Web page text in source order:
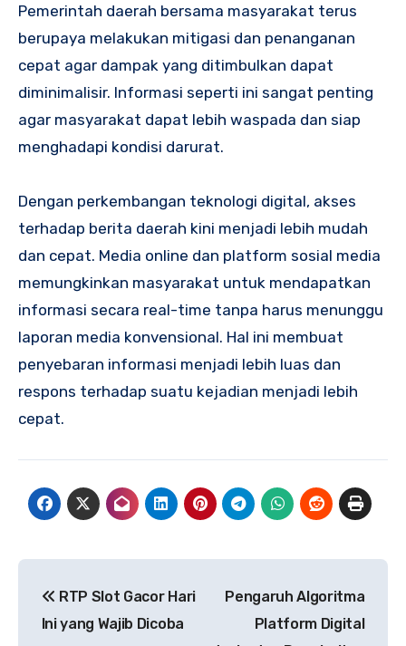
Pemerintah daerah bersama masyarakat terus
berupaya melakukan mitigasi dan penanganan
cepat agar dampak yang ditimbulkan dapat
diminimalisir. Informasi seperti ini sangat penting
agar masyarakat dapat lebih waspada dan siap
menghadapi kondisi darurat.
Dengan perkembangan teknologi digital, akses
terhadap berita daerah kini menjadi lebih mudah
dan cepat. Media online dan platform sosial media
memungkinkan masyarakat untuk mendapatkan
informasi secara real-time tanpa harus menunggu
laporan media konvensional. Hal ini membuat
penyebaran informasi menjadi lebih luas dan
respons terhadap suatu kejadian menjadi lebih
cepat.
pos
RTP Slot Gacor Hari
Ini yang Wajib Dicoba
Pengaruh Algoritma
Platform Digital